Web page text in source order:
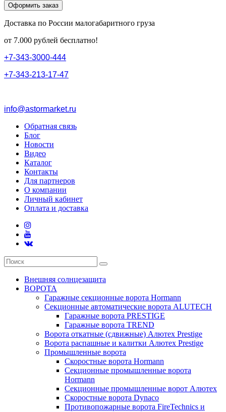
Оформить заказ
Доставка по России малогабаритного груза
от 7.000 рублей бесплатно!
+7-343-3000-444
+7-343-213-17-47
info@astormarket.ru
Обратная связь
Блог
Новости
Видео
Каталог
Контакты
Для партнеров
О компании
Личный кабинет
Оплата и доставка
Внешняя солнцезащита
ВОРОТА
Гаражные секционные ворота Hormann
Секционные автоматические ворота ALUTECH
Гаражные ворота PRESTIGE
Гаражные ворота TREND
Ворота откатные (сдвижные) Алютех Prestige
Ворота распашные и калитки Алютех Prestige
Промышленные ворота
Скоростные ворота Hormann
Секционные промышленные ворота
Hormann
Секционные промышленные ворот Алютех
Скоростные ворота Dynaco
Противопожарные ворота FireTechnics и